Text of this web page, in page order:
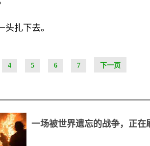
扎下去。
4 5 6 7 下一页
一场被世界遗忘的战争，正在